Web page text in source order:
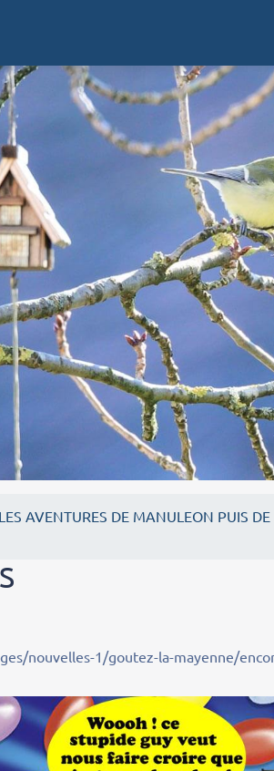
LES AVENTURES DE MANULEON PUIS
nouvelles-1/goutez-la-mayenne/